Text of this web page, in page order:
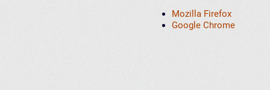
Mozilla Firefox
Google Chrome